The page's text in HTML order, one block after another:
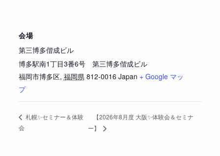
会場
第三博多偕成ビル
博多駅南1丁目3番6号 第三博多偕成ビル
福岡市博多区, 福岡県 812-0016 Japan + Google マッ
プ
札幌✨セミナー＆体験
会
【2026年8月度 大阪✨体験会＆セミナ
ー】